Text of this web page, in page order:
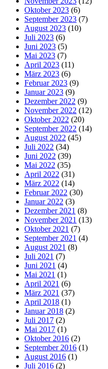
Oktober 2023 (6)
September 2023 (7)
August 2023 (10)
Juli 2023 (6)
Juni 2023 (5)
Mai 2023 (7)
April 2023 (11)
März 2023 (6)
Februar 2023 (9)
Januar 2023 (9)
Dezember 2022 (9)
November 2022 (12)
Oktober 2022 (20)
September 2022 (14)
August 2022 (45)
Juli 2022 (34)
Juni 2022 (39)
Mai 2022 (35)
April 2022 (31)
März 2022 (14)
Februar 2022 (30)
Januar 2022 (3)
Dezember 2021 (8)
November 2021 (13)
Oktober 2021 (7)
September 2021 (4)
August 2021 (8)
Juli 2021 (7)
Juni 2021 (4)
Mai 2021 (1)
April 2021 (6)
März 2021 (37)
April 2018 (1)
Januar 2018 (2)
Juli 2017 (2)
Mai 2017 (1)
Oktober 2016 (2)
September 2016 (1)
August 2016 (1)
Juli 2016 (2)